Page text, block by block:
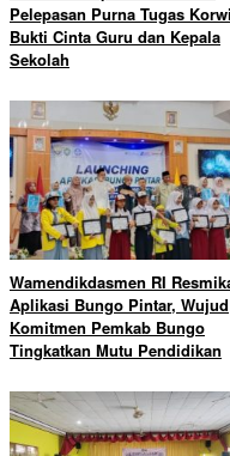
Pelepasan Purna Tugas
Bukti Cinta Guru dan Kepala
Sekolah
Wamendikdasmen RI
Aplikasi Bungo Pintar, Wujud
Komitmen Pemkab Bungo
Tingkatkan Mutu Pendidikan